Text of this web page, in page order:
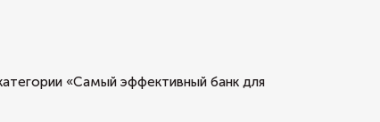
«Самый эффективный банк для